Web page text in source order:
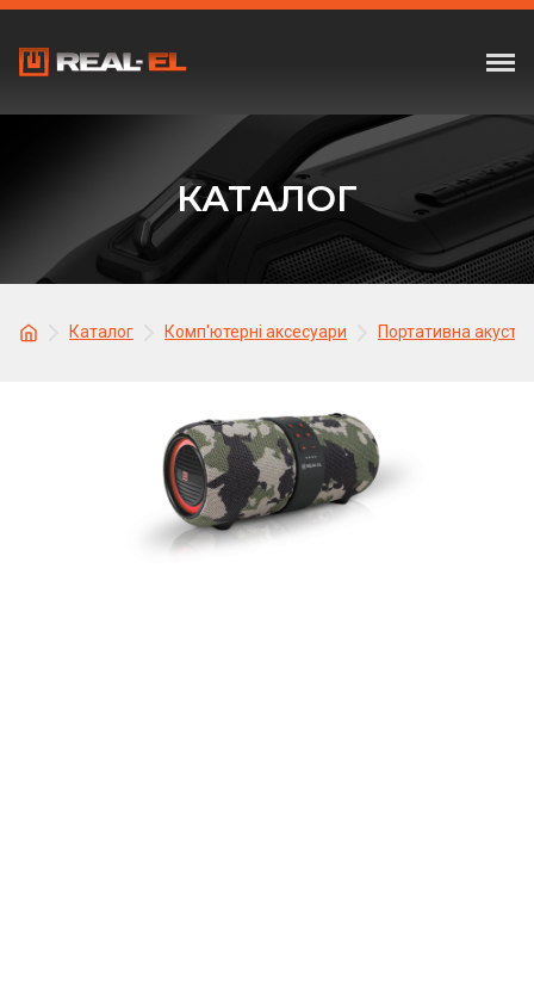
КАТАЛОГ
Каталог Комп'ютерні аксесуари Портативна